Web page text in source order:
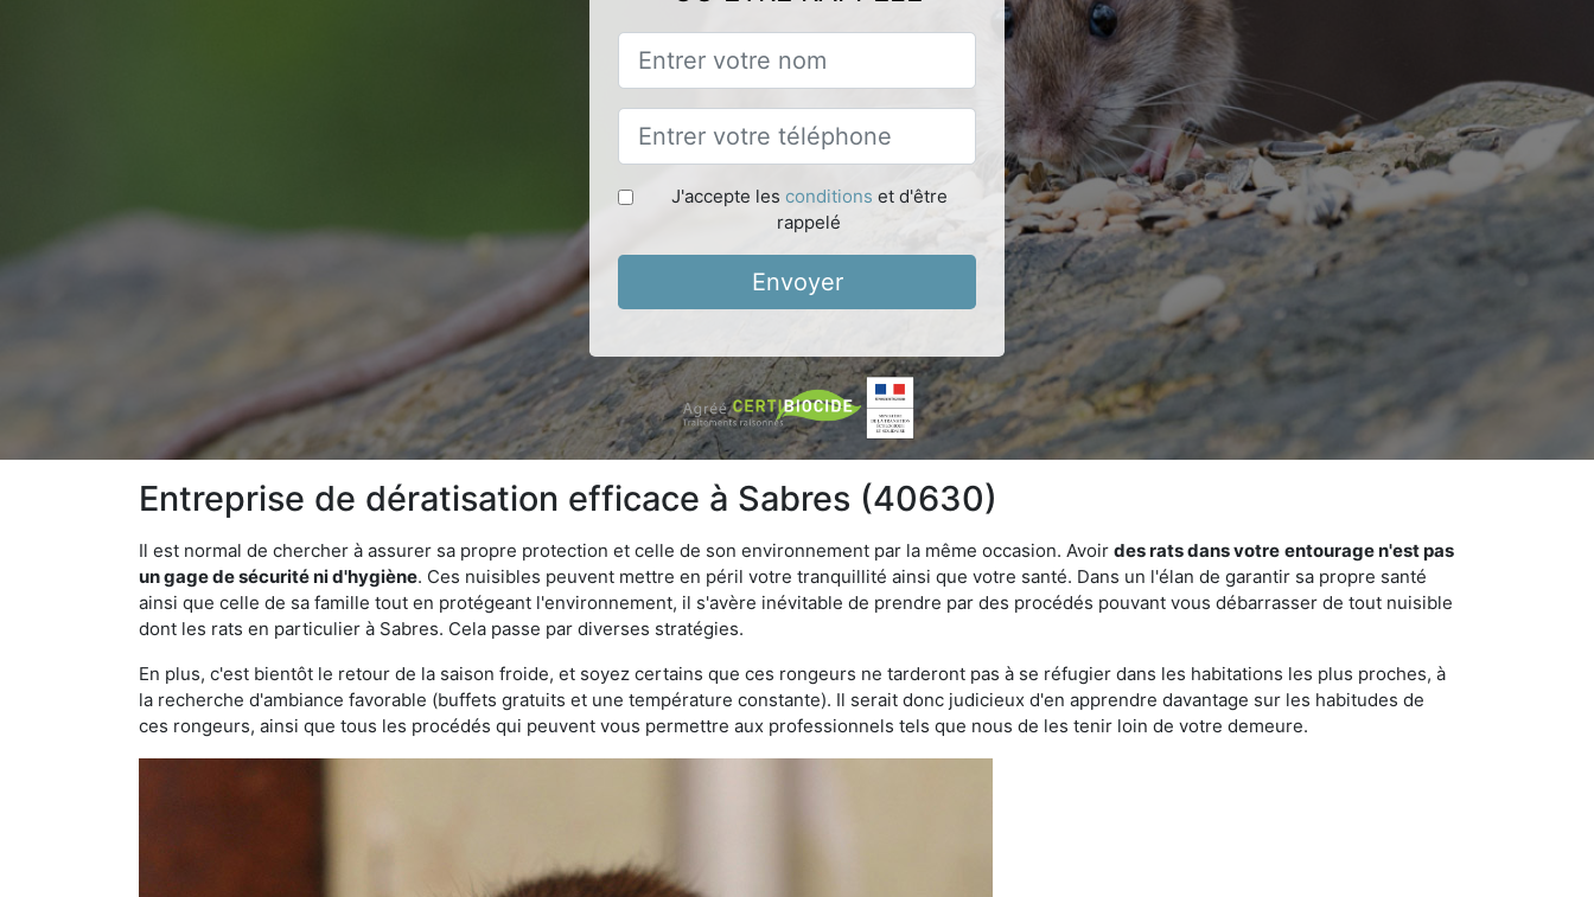
J'accepte les conditions et d'être
rappelé
Envoyer
Entreprise de dératisation efficace à Sabres (40630)
Il est normal de chercher à assurer sa propre protection et celle de son environnement par la même occasion. Avoir des rats dans votre entourage n'est pas
un gage de sécurité ni d'hygiène. Ces nuisibles peuvent mettre en péril votre tranquillité ainsi que votre santé. Dans un l'élan de garantir sa propre santé
ainsi que celle de sa famille tout en protégeant l'environnement, il s'avère inévitable de prendre par des procédés pouvant vous débarrasser de tout nuisible
dont les rats en particulier à Sabres. Cela passe par diverses stratégies.
En plus, c'est bientôt le retour de la saison froide, et soyez certains que ces rongeurs ne tarderont pas à se réfugier dans les habitations les plus proches, à
la recherche d'ambiance favorable (buffets gratuits et une température constante). Il serait donc judicieux d'en apprendre davantage sur les habitudes de
ces rongeurs, ainsi que tous les procédés qui peuvent vous permettre aux professionnels tels que nous de les tenir loin de votre demeure.